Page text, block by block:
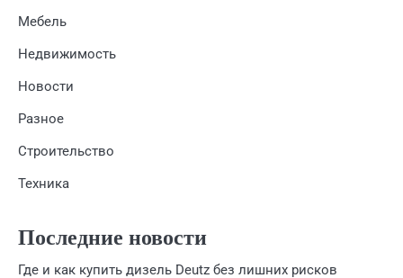
Мебель
Недвижимость
Новости
Разное
Строительство
Техника
Последние новости
Где и как купить дизель Deutz без лишних рисков